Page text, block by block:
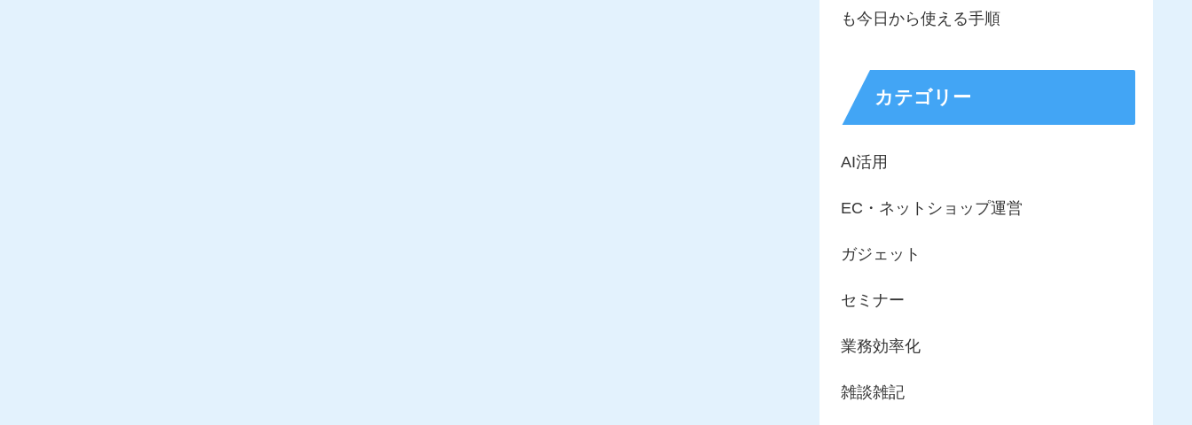
も今日から使える手順
カテゴリー
AI活用
EC・ネットショップ運営
ガジェット
セミナー
業務効率化
雑談雑記